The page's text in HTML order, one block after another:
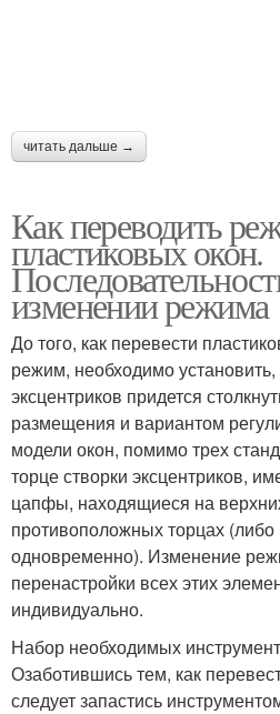
читать дальше →
Как переводить
пластиковых окон.
изменении режима
До того, как перевести
режим, необходимо
эксцентриков придется
размещения и вариантом
модели окон, помимо трех
торце створки эксцентриков,
цапфы, находящиеся на
противоположных торцах
одновременно). Изменение
перенастройки всех этих
индивидуально.
Набор необходимых
Озаботившись тем, как
следует запастись